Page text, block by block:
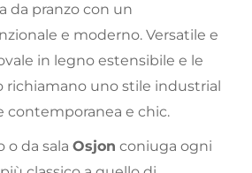
da pranzo con un
e moderno. Versatile e
in legno estensibile e le
uno stile industrial
contemporanea e chic.
o da sala Osjon coniuga ogni